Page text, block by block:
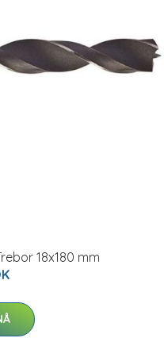
18x180 mm